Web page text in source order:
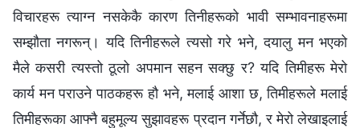
विचारहरू त्याग्‍न नसकेकै कारण तिनीहरूको भावी सम्‍भावनाहरूमा
सम्झौता नगरून्। यदि तिनीहरूले त्यसो गरे भने, दयालु मन भएको
मैले कसरी त्यस्तो ठूलो अपमान सहन सक्छु र? यदि तिमीहरू मेरो
कार्य मन पराउने पाठकहरू हौ भने, मलाई आशा छ, तिमीहरूले मलाई
तिमीहरूका आफ्‍नै बहुमूल्‍य सुझावहरू प्रदान गर्नेछौ, र मेरो लेखाइलाई